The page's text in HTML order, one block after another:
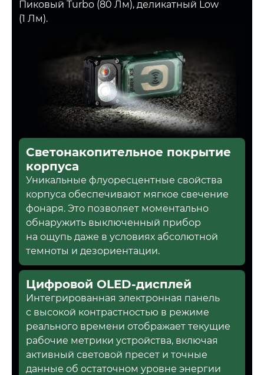
Пиковый Turbo (80 Лм), деликатный Low
(1 Лм).
Светонакопительное покрытие
корпуса
Уникальные флуоресцентные свойства
корпуса обеспечивают мягкое свечение
фонаря. Это позволяет моментально
обнаружить выключенный прибор
на ощупь даже в условиях абсолютной
темноты и дезориентации.
Цифровой OLED-дисплей
Интегрированная электронная панель
с высокой контрастностью в режиме
реального времени отображает текущие
рабочие метрики устройства, включая
активный световой пресет и точные
данные об остаточном уровне энергии